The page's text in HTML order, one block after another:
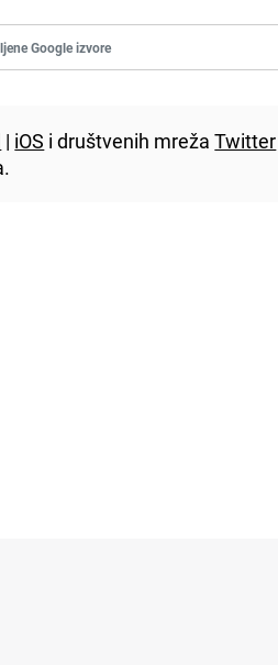
Google izvore
| iOS i društvenih mrežaTwitter